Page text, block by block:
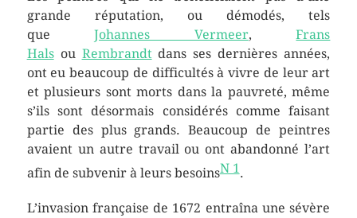
grande réputation, ou démodés, tels
queJohannes Vermeer,Frans
Halsou Rembrandt dans ses dernières années,
ont eu beaucoup de difficultés à vivre de leur art
et plusieurs sont morts dans la pauvreté, même
s’ils sont désormais considérés comme faisant
partie des plus grands. Beaucoup de peintres
avaient un autre travail ou ont abandonné l’art
afin de subvenir à leurs besoinsN 1.
L’invasion française de 1672 entraîna une sévère